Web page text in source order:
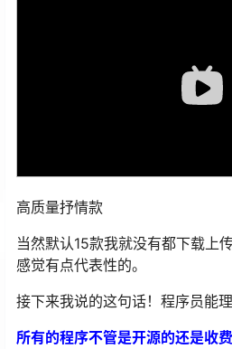
高质量抒情款
当然默认15款我就没有都下载上
感觉有点代表性的。
接下来我说的这句话！程序员能理
所有的程序不管是开源的还是收